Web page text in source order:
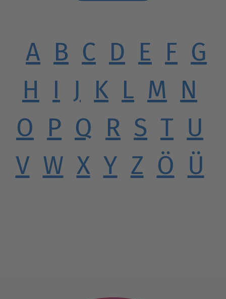
A B C D E F G
H I J K L M N
O P Q R S T U
V W X Y Z Ö Ü